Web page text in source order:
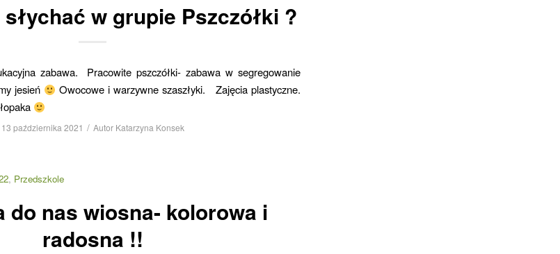
w grupie Pszczółki ?
zabawa. Pracowite pszczółki- zabawa w segregowanie
jesień
Owocowe i warzywne szaszłyki. Zajęcia plastyczne.
13 października 2021 / Autor Katarzyna Konsek
, Przedszkole
do nas wiosna- kolorowa i
radosna !!